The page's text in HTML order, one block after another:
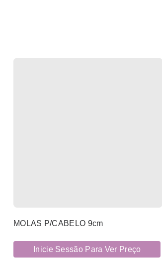
MOLAS P/CABELO 9cm
Inicie Sessão Para Ver Preço